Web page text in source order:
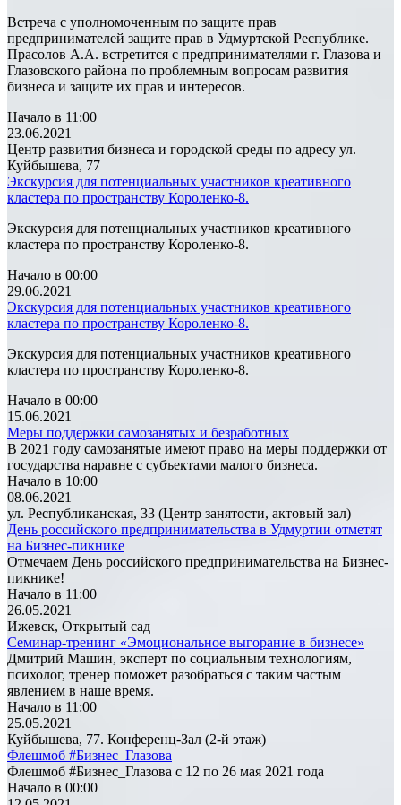
Встреча с уполномоченным по защите прав
предпринимателей защите прав в Удмуртской Республике.
Прасолов А.А. встретится с предпринимателями г. Глазова и
Глазовского района по проблемным вопросам развития
бизнеса и защите их прав и интересов.
Начало в 11:00
23.06.2021
Центр развития бизнеса и городской среды по адресу ул.
Куйбышева, 77
Экскурсия для потенциальных участников креативного
кластера по пространству Короленко-8.
Экскурсия для потенциальных участников креативного
кластера по пространству Короленко-8.
Начало в 00:00
29.06.2021
Экскурсия для потенциальных участников креативного
кластера по пространству Короленко-8.
Экскурсия для потенциальных участников креативного
кластера по пространству Короленко-8.
Начало в 00:00
15.06.2021
Меры поддержки самозанятых и безработных
В 2021 году самозанятые имеют право на меры поддержки от
государства наравне с субъектами малого бизнеса.
Начало в 10:00
08.06.2021
ул. Республиканская, 33 (Центр занятости, актовый зал)
День российского предпринимательства в Удмуртии отметят
на Бизнес-пикнике
Отмечаем День российского предпринимательства на Бизнес-
пикнике!
Начало в 11:00
26.05.2021
Ижевск, Открытый сад
Семинар-тренинг «Эмоциональное выгорание в бизнесе»
Дмитрий Машин, эксперт по социальным технологиям,
психолог, тренер поможет разобраться с таким частым
явлением в наше время.
Начало в 11:00
25.05.2021
Куйбышева, 77. Конференц-Зал (2-й этаж)
Флешмоб #Бизнес_Глазова
Флешмоб #Бизнес_Глазова с 12 по 26 мая 2021 года
Начало в 00:00